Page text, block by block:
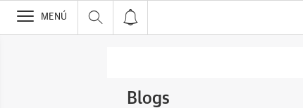
>
MENÚ
Blogs